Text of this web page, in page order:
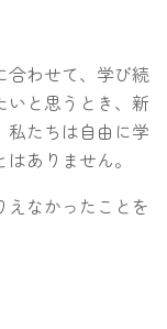
合わせて、学び続
いと思うとき、新
私たちは自由に学
ありません。
えなかったことを